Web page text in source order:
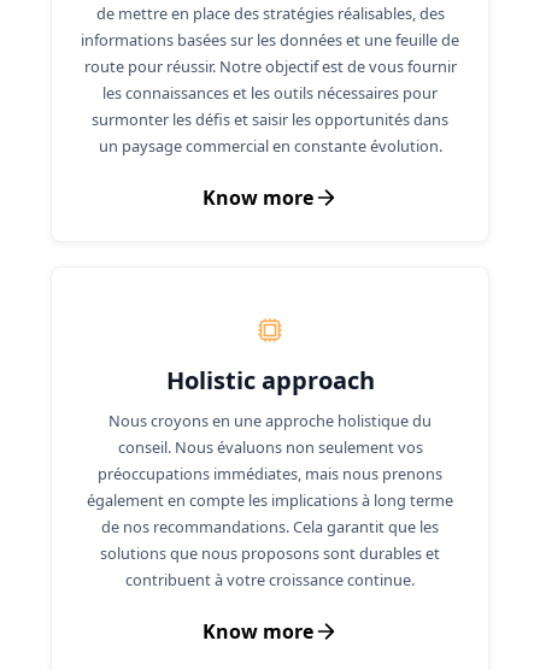
de mettre en place des stratégies réalisables, des
informations basées sur les données et une feuille de
route pour réussir. Notre objectif est de vous fournir
les connaissances et les outils nécessaires pour
surmonter les défis et saisir les opportunités dans
un paysage commercial en constante évolution.
Know more
Holistic approach
Nous croyons en une approche holistique du
conseil. Nous évaluons non seulement vos
préoccupations immédiates, mais nous prenons
également en compte les implications à long terme
de nos recommandations. Cela garantit que les
solutions que nous proposons sont durables et
contribuent à votre croissance continue.
Know more